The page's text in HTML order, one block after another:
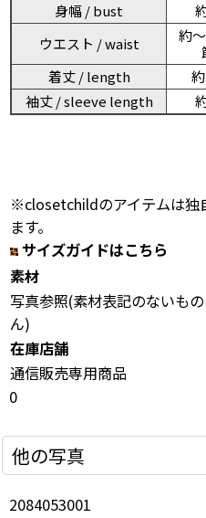
身幅 / bust
ウエスト / waist
約
着丈 / length
袖丈 / sleeve length
※closetchildのアイテムは独
ます。
サイズガイドはこちら
素材
写真参照(素材表記のないも
ん)
在庫店舗
通信販売専用商品
0
他の写真
2084053001